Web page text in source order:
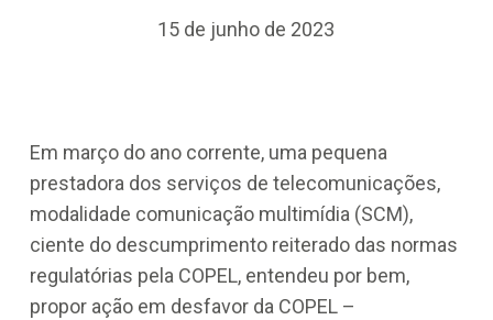
15 de junho de 2023
Em março do ano corrente, uma pequena
prestadora dos serviços de telecomunicações,
modalidade comunicação multimídia (SCM),
ciente do descumprimento reiterado das normas
regulatórias pela COPEL, entendeu por bem,
propor ação em desfavor da COPEL –